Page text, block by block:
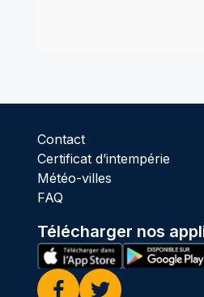
Contact
Certificat d’intempérie
Météo-villes
FAQ
Télécharger nos